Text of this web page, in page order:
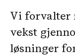
Vi forvalter
vekst
løsninger